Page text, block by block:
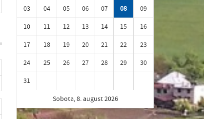
03
04 05 06 07 08
09
10
11 12 13 14 15
16
17
18 19 20 21 22
23
24
25 26 27 28 29
30
31
Sobota, 8. august 2026